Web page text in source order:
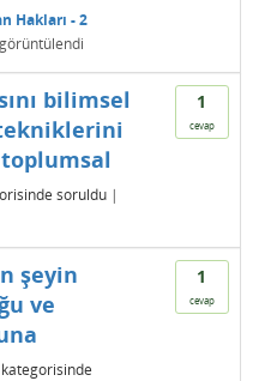
Hakları - 2
1
cevap
bilimsel
soruldu |
1
cevap
şeyin
ve
kategorisinde